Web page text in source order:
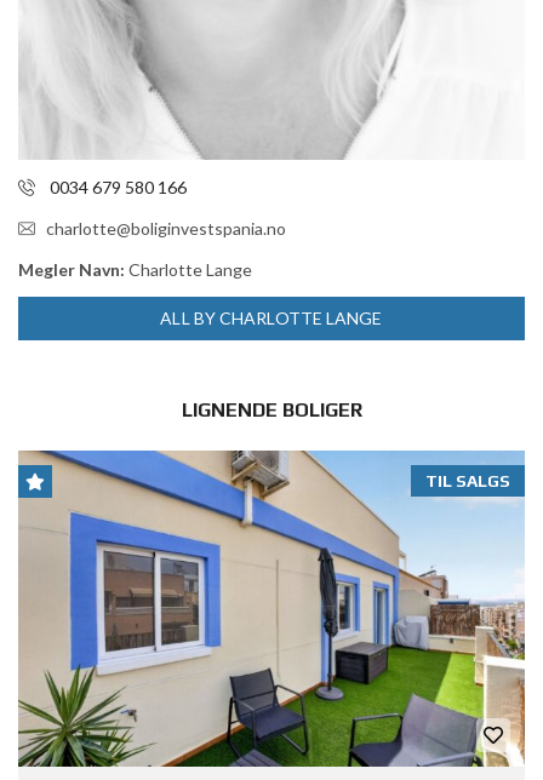
0034 679 580 166
charlotte@boliginvestspania.no
Megler Navn: Charlotte Lange
ALL BY CHARLOTTE LANGE
LIGNENDE BOLIGER
TIL SALGS